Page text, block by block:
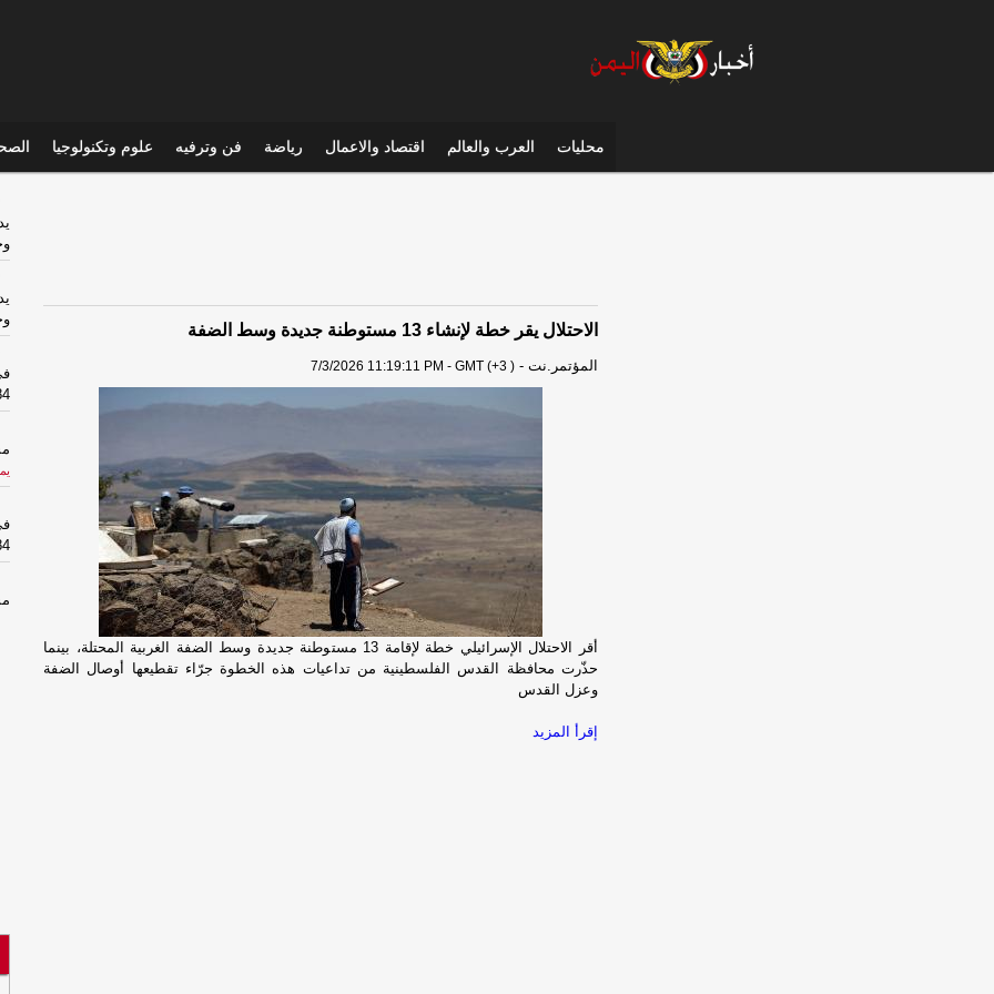
محليات العرب والعالم اقتصاد والاعمال رياضة فن وترفيه علوم وتكنولوجيا
الاحتلال يقر خطة لإنشاء 13 مستوطنة جديدة وسط الضفة
المؤتمر.نت -
7/3/2026 11:19:11 PM - GMT (+3 )
أقر الاحتلال الإسرائيلي خطة لإقامة 13 مستوطنة جديدة وسط الضفة الغربية المحتلة، بينما
حذّرت محافظة القدس الفلسطينية من تداعيات هذه الخطوة جرّاء تقطيعها أوصال الضفة
وعزل القدس
إقرأ المزيد